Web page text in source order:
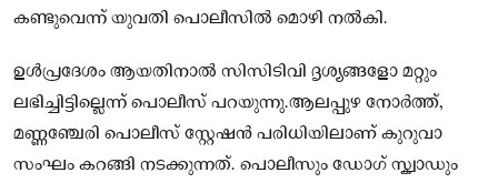
കണ്ടുവെന്ന് യുവതി പൊലീസില്‍ മൊഴി നല്‍കി.
ഉള്‍പ്രദേശം ആയതിനാല്‍ സിസിടിവി ദൃശ്യങ്ങളോ മറ്റും
ലഭിച്ചിട്ടില്ലെന്ന് പൊലീസ് പറയുന്നു.ആലപ്പുഴ നോർത്ത്,
മണ്ണഞ്ചേരി പൊലീസ് സ്റ്റേഷൻ പരിധിയിലാണ് കുറുവാ
സംഘം കറങ്ങി നടക്കുന്നത്. പൊലീസും ഡോഗ് സ്ക്വാഡും